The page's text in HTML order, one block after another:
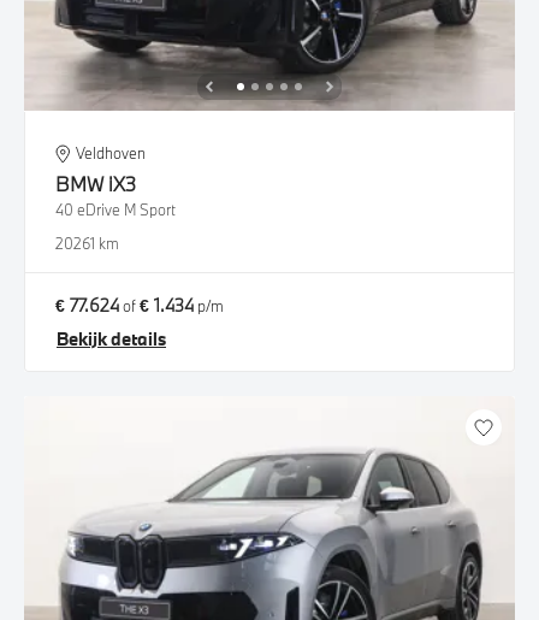
Veldhoven
BMW iX3
40 eDrive M Sport
20261 km
€ 77.624of€ 1.434 p/m
Bekijk details